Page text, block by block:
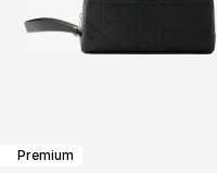
Premium